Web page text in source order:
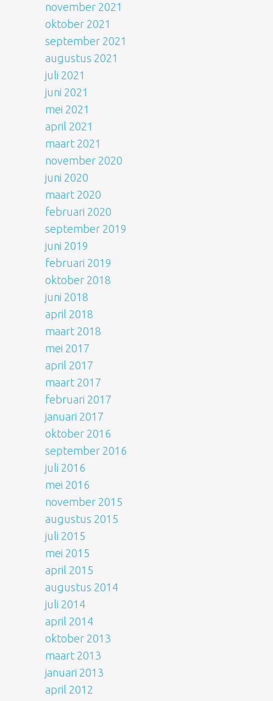
november 2021
oktober 2021
september 2021
augustus 2021
juli 2021
juni 2021
mei 2021
april 2021
maart 2021
november 2020
juni 2020
maart 2020
februari 2020
september 2019
juni 2019
februari 2019
oktober 2018
juni 2018
april 2018
maart 2018
mei 2017
april 2017
maart 2017
februari 2017
januari 2017
oktober 2016
september 2016
juli 2016
mei 2016
november 2015
augustus 2015
juli 2015
mei 2015
april 2015
augustus 2014
juli 2014
april 2014
oktober 2013
maart 2013
januari 2013
april 2012